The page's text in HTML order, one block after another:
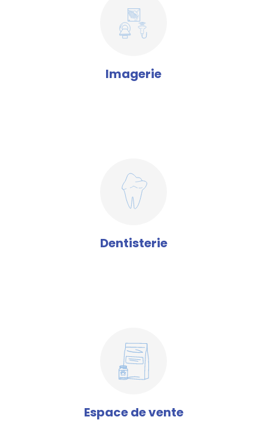
Imagerie
Dentisterie
Espace de vente